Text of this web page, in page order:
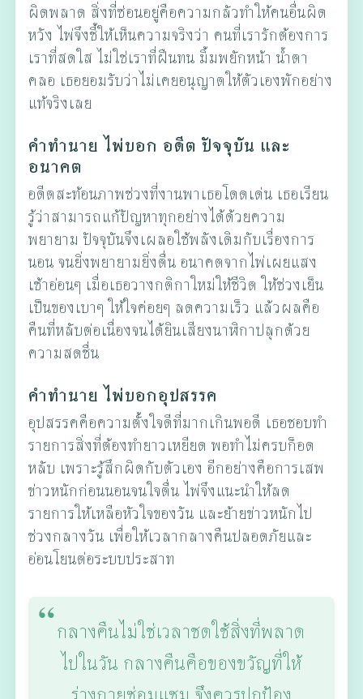
ผิดพลาด สิ่งที่ซ่อนอยู่คือความกลัวทำให้คนอื่นผิด
หวัง ไพ่จึงชี้ให้เห็นความจริงว่า คนที่เรารักต้องการ
เราที่สดใส ไม่ใช่เราที่ฝืนทน มิ้มพยักหน้า น้ำตา
คลอ เธอยอมรับว่าไม่เคยอนุญาตให้ตัวเองพักอย่าง
แท้จริงเลย
คำทำนาย ไพ่บอก อดีต ปัจจุบัน และ
อนาคต
อดีตสะท้อนภาพช่วงที่งานพาเธอโดดเด่น เธอเรียน
รู้ว่าสามารถแก้ปัญหาทุกอย่างได้ด้วยความ
พยายาม ปัจจุบันจึงเผลอใช้พลังเดิมกับเรื่องการ
นอน จนยิ่งพยายามยิ่งตื่น อนาคตจากไพ่เผยแสง
เช้าอ่อนๆ เมื่อเธอวางกติกาใหม่ให้ชีวิต ให้ช่วงเย็น
เป็นของเบาๆ ให้ใจค่อยๆ ลดความเร็ว แล้วผลคือ
คืนที่หลับต่อเนื่องจนได้ยินเสียงนาฬิกาปลุกด้วย
ความสดชื่น
คำทำนาย ไพ่บอกอุปสรรค
อุปสรรคคือความตั้งใจดีที่มากเกินพอดี เธอชอบทำ
รายการสิ่งที่ต้องทำยาวเหยียด พอทำไม่ครบก็อด
หลับ เพราะรู้สึกผิดกับตัวเอง อีกอย่างคือการเสพ
ข่าวหนักก่อนนอนจนใจตื่น ไพ่จึงแนะนำให้ลด
รายการให้เหลือหัวใจของวัน และย้ายข่าวหนักไป
ช่วงกลางวัน เพื่อให้เวลากลางคืนปลอดภัยและ
อ่อนโยนต่อระบบประสาท
กลางคืนไม่ใช่เวลาชดใช้สิ่งที่พลาด
ไปในวัน กลางคืนคือของขวัญที่ให้